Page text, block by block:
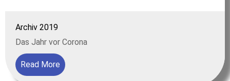
Archiv 2019
Das Jahr vor Corona
Read More